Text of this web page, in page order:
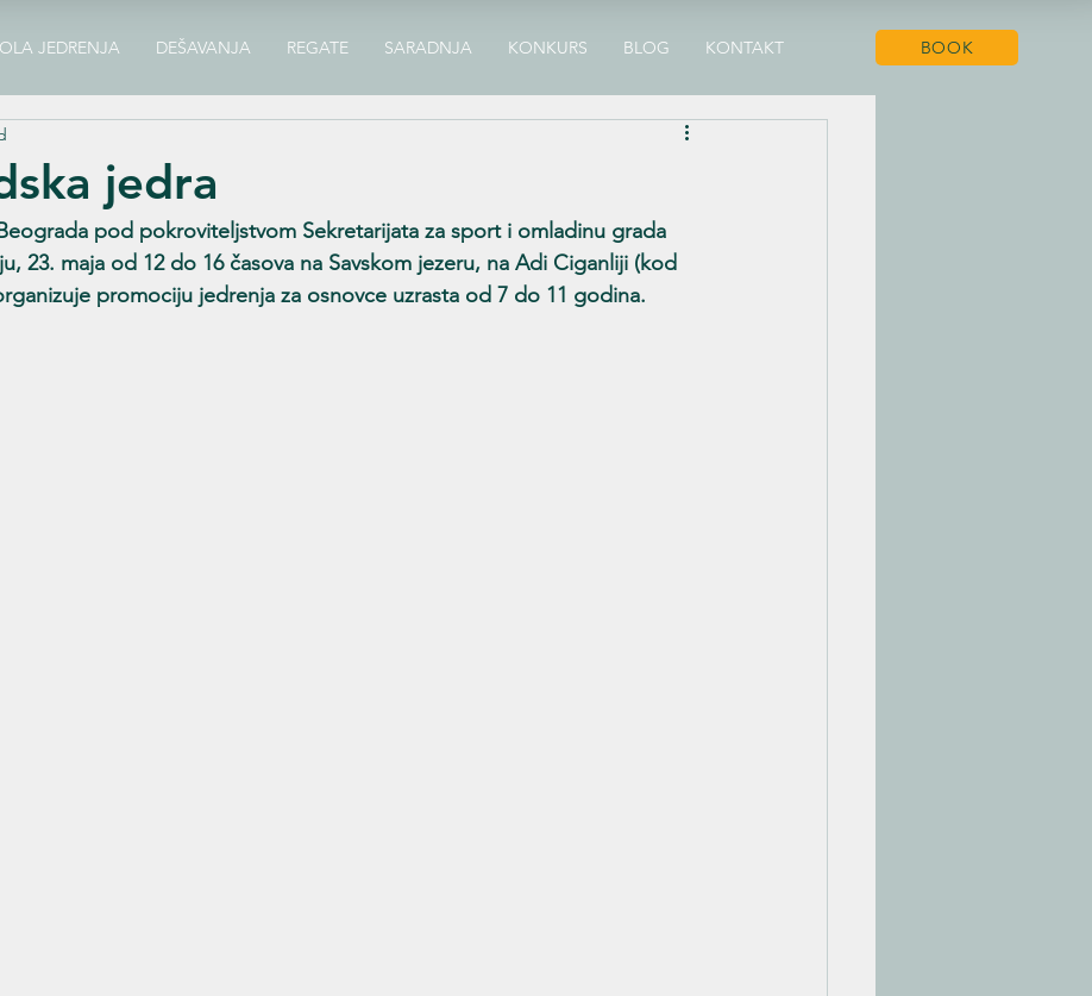
JEDRENJA DEŠAVANJA REGATE SARADNJA KONKURS BLOG KONTAKT BOOK
jedra
pod pokroviteljstvom Sekretarijata za sport i omladinu grada
23. maja od 12 do 16 časova na Savskom jezeru, na Adi Ciganliji (kod
promociju jedrenja za osnovce uzrasta od 7 do 11 godina.